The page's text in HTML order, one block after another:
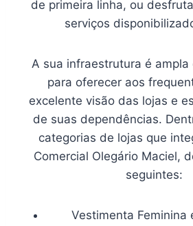
de primeira linha, ou
serviços
A sua infraestrutura é
para oferecer aos
excelente visão das lojas e
de suas dependências.
categorias de lojas que
Comercial Olegário Maciel,
seguintes:
Vestimenta Feminina